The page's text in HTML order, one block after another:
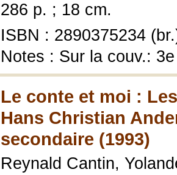
286 p. ; 18 cm.
ISBN : 2890375234
Notes : Sur la couv.:
Le conte et moi :
Hans Christian
secondaire (1993)
Reynald Cantin,